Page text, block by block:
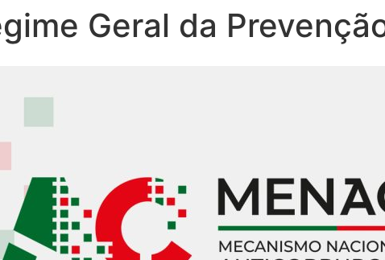
Geral da